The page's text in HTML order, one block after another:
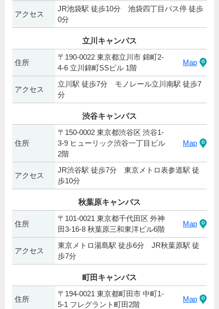
アクセス
JR池袋駅 徒歩10分 池袋四丁目バス停 徒歩
0分
立川キャンパス
住所
〒190-0022 東京都立川市 錦町2-
4-6 立川錦町SSビル 1階
Map
アクセス
立川駅 徒歩7分 モノレール立川南駅 徒歩7
分
渋谷キャンパス
住所
〒150-0002 東京都渋谷区 渋谷1-
3-9 ヒューリック渋谷一丁目ビル
2階
Map
アクセス
JR渋谷駅 徒歩7分 東京メトロ表参道駅 徒
歩10分
秋葉原キャンパス
住所
〒101-0021 東京都千代田区 外神
田3-16-8 秋葉原三和東洋ビル6階
Map
アクセス
東京メトロ湯島駅 徒歩6分 JR秋葉原駅 徒
歩7分
町田キャンパス
住所
〒194-0021 東京都町田市 中町1-
5‐1 フレグラント町田2階
Map